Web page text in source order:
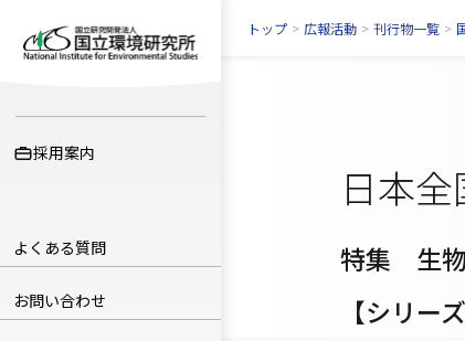
採用案内
よくある質問
お問い合わせ
トップ > 広報活動 > 刊行物一覧 >
日本
特集 生物
【シリー